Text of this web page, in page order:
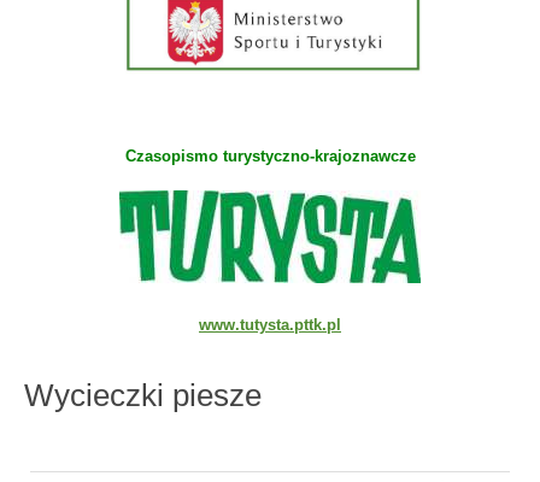
Czasopismo turystyczno-krajoznawcze
www.tutysta.pttk.pl
Wycieczki piesze